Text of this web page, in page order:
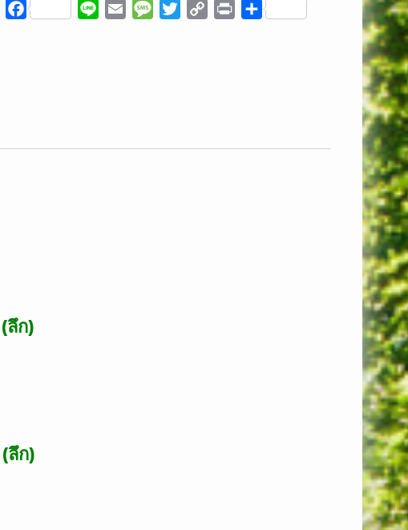
ตู้
Facebook Line Email MessageTwitterCopy
Print Share
ลึก)
ลึก)